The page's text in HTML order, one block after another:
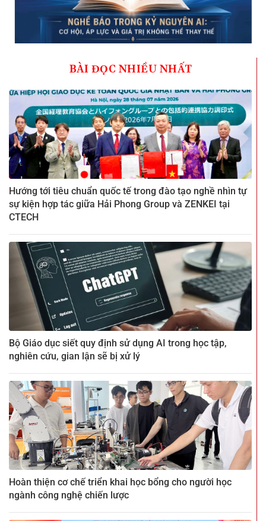
BÀI ĐỌC NHIỀU NHẤT
Hướng tới tiêu chuẩn quốc tế trong đào tạo nghề nhìn tự
sự kiện hợp tác giữa Hải Phong Group và ZENKEI tại
CTECH
Bộ Giáo dục siết quy định sử dụng AI trong học tập,
nghiên cứu, gian lận sẽ bị xử lý
Hoàn thiện cơ chế triển khai học bổng cho người học
ngành công nghệ chiến lược